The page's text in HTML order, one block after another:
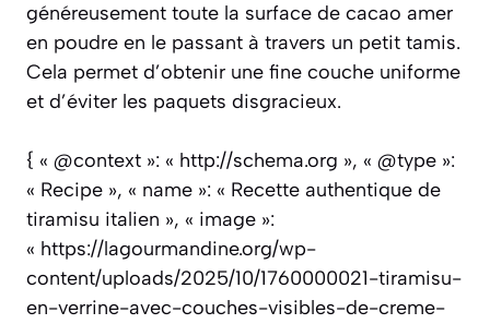
généreusement toute la surface de cacao amer
en poudre en le passant à travers un petit tamis.
Cela permet d’obtenir une fine couche uniforme
et d’éviter les paquets disgracieux.
{ « @context »: « http://schema.org », « @type »:
« Recipe », « name »: « Recette authentique de
tiramisu italien », « image »:
« https://lagourmandine.org/wp-
content/uploads/2025/10/1760000021-tiramisu-
en-verrine-avec-couches-visibles-de-creme-